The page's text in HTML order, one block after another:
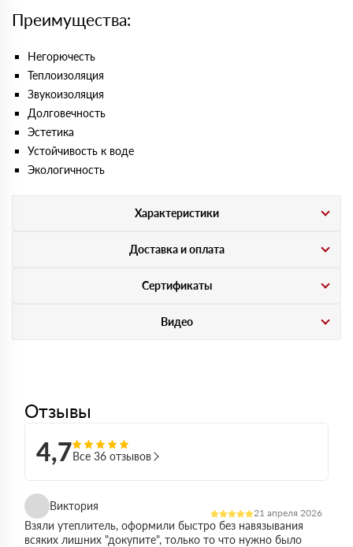
Преимущества:
Негорючесть
Теплоизоляция
Звукоизоляция
Долговечность
Эстетика
Устойчивость к воде
Экологичность
Характеристики
Доставка и оплата
Сертификаты
Видео
Отзывы
4,7Все 36 отзывов
Виктория
21 апреля 2026
Взяли утеплитель, оформили быстро без навязывания
всяких лишних "докупите", только то что нужно было